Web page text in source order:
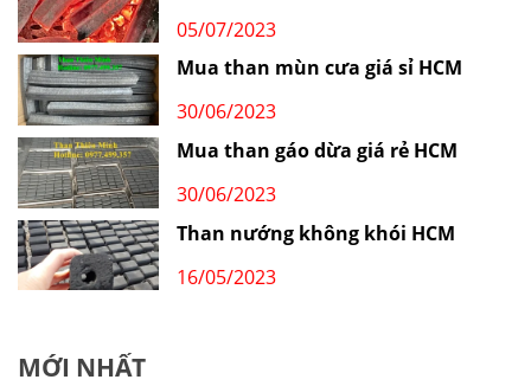
05/07/2023
Mua than mùn cưa giá sỉ HCM
30/06/2023
Mua than gáo dừa giá rẻ HCM
30/06/2023
Than nướng không khói HCM
16/05/2023
MỚI NHẤT